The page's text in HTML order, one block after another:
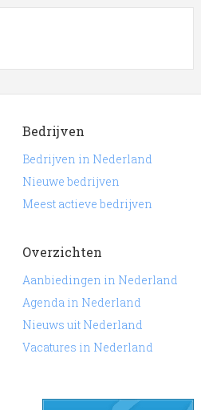
Bedrijven
Bedrijven in Nederland
Nieuwe bedrijven
Meest actieve bedrijven
Overzichten
Aanbiedingen in Nederland
Agenda in Nederland
Nieuws uit Nederland
Vacatures in Nederland